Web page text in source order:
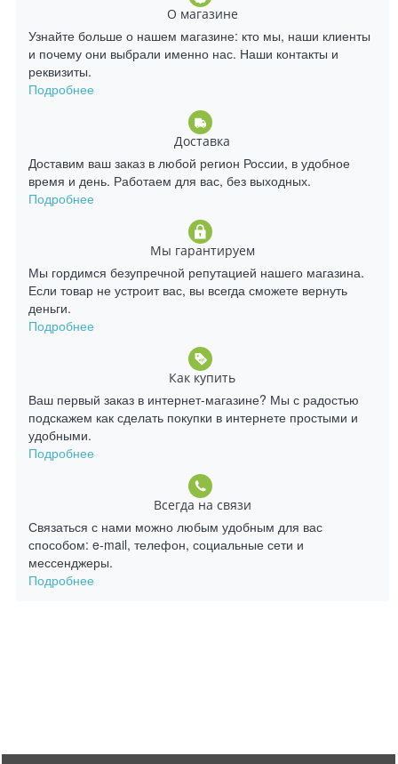
О магазине
Узнайте больше о нашем магазине: кто мы, наши клиенты
и почему они выбрали именно нас. Наши контакты и
реквизиты.
Подробнее
Доставка
Доставим ваш заказ в любой регион России, в удобное
время и день. Работаем для вас, без выходных.
Подробнее
Мы гарантируем
Мы гордимся безупречной репутацией нашего магазина.
Если товар не устроит вас, вы всегда сможете вернуть
деньги.
Подробнее
Как купить
Ваш первый заказ в интернет-магазине? Мы с радостью
подскажем как сделать покупки в интернете простыми и
удобными.
Подробнее
Всегда на связи
Связаться с нами можно любым удобным для вас
способом: e-mail, телефон, социальные сети и
мессенджеры.
Подробнее